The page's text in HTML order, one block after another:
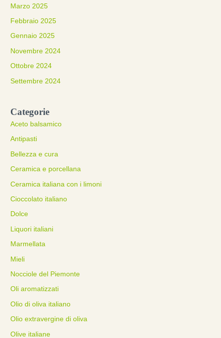
Marzo 2025
Febbraio 2025
Gennaio 2025
Novembre 2024
Ottobre 2024
Settembre 2024
Categorie
Aceto balsamico
Antipasti
Bellezza e cura
Ceramica e porcellana
Ceramica italiana con i limoni
Cioccolato italiano
Dolce
Liquori italiani
Marmellata
Mieli
Nocciole del Piemonte
Oli aromatizzati
Olio di oliva italiano
Olio extravergine di oliva
Olive italiane